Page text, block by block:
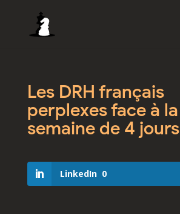
Les DRH français
perplexes face à la
semaine de 4 jours
LinkedIn 0